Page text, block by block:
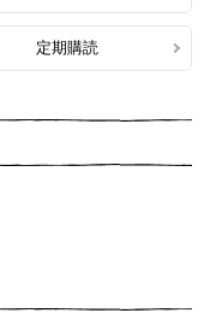
定期購読